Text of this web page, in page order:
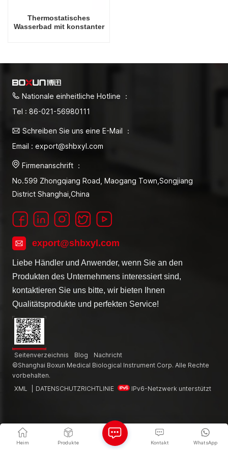
Thermostatisches
Wasserbad mit konstanter
Nationale einheitliche Hotline ：
Tel : 86-021-56980111
Schreiben Sie uns eine E-Mail ：
Email : export@shbxyl.com
Firmenanschrift ：
No.599 Zhongqiang Road, Maogang Town,Songjiang
District Shanghai,China
export@shbxyl.com
Liebe Händler und Anwender, wenn Sie an den
Produkten des Unternehmens interessiert sind,
kontaktieren Sie uns bitte, wir bieten Ihnen
Qualitätsprodukte und perfekten Service!
Seitenverzeichnis Blog
Nachricht
©Shanghai Boxun Medical Biological Instrument Corp. Alle Rechte
vorbehalten.
XML
DATENSCHUTZRICHTLINIE IPv6-Netzwerk unterstützt
Heim Produkte WhatsApp
Kontakt